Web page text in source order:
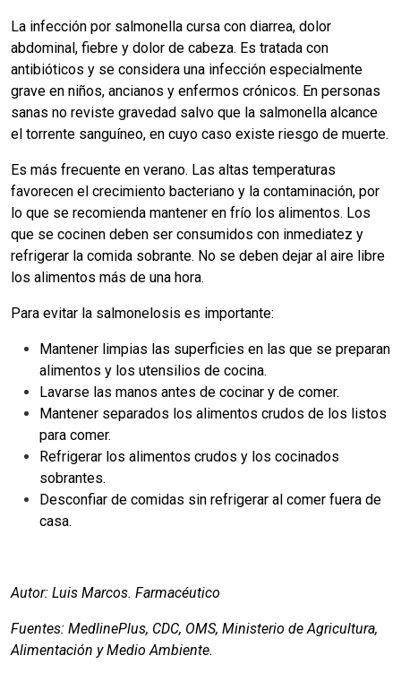
La infección por salmonella cursa con diarrea, dolor
abdominal, fiebre y dolor de cabeza. Es tratada con
antibióticos y se considera una infección especialmente
grave en niños, ancianos y enfermos crónicos. En personas
sanas no reviste gravedad salvo que la salmonella alcance
el torrente sanguíneo, en cuyo caso existe riesgo de muerte.
Es más frecuente en verano. Las altas temperaturas
favorecen el crecimiento bacteriano y la contaminación, por
lo que se recomienda mantener en frío los alimentos. Los
que se cocinen deben ser consumidos con inmediatez y
refrigerar la comida sobrante. No se deben dejar al aire libre
los alimentos más de una hora.
Para evitar la salmonelosis es importante:
Mantener limpias las superficies en las que se preparan
alimentos y los utensilios de cocina.
Lavarse las manos antes de cocinar y de comer.
Mantener separados los alimentos crudos de los listos
para comer.
Refrigerar los alimentos crudos y los cocinados
sobrantes.
Desconfiar de comidas sin refrigerar al comer fuera de
casa.
Autor: Luis Marcos. Farmacéutico
Fuentes: MedlinePlus, CDC, OMS, Ministerio de Agricultura,
Alimentación y Medio Ambiente.